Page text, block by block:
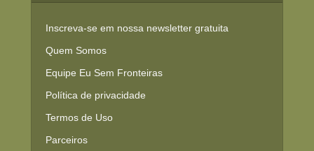
Inscreva-se em nossa newsletter gratuita
Quem Somos
Equipe Eu Sem Fronteiras
Política de privacidade
Termos de Uso
Parceiros